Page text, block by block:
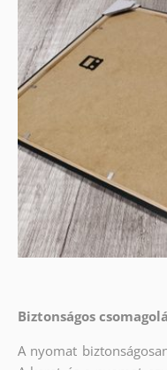
Biztonságos
A nyomat